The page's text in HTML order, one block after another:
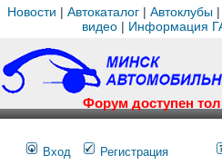
Новости | Автокаталог | Автоклубы |
видео| Информация
Форум доступен
Вход Регистрация